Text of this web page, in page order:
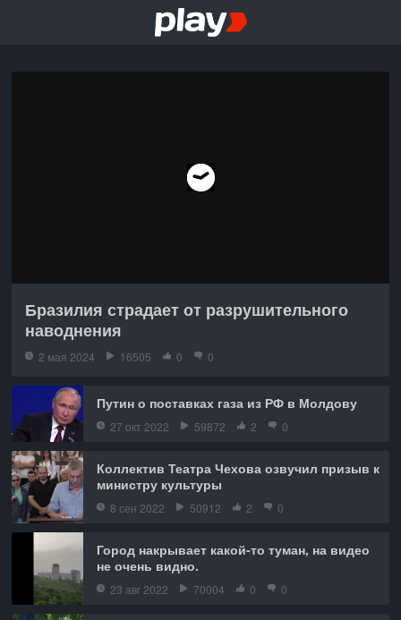
Бразилия страдает от разрушительного
наводнения
2 мая 2024 16505 0 0
Путин о поставках газа из РФ в Молдову
27 окт 2022 59872 2 0
Коллектив Театра Чехова озвучил призыв к
министру культуры
8 сен 2022 50912 2 0
Город накрывает какой-то туман, на видео
не очень видно.
23 авг 2022 70004 0 0